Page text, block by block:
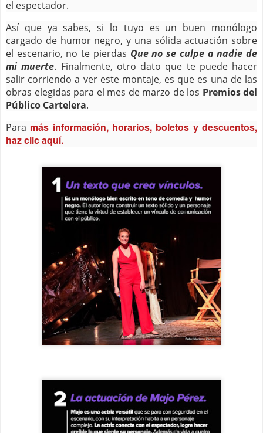
el espectador.
Así que ya sabes, si lo tuyo es un buen monólogo
cargado de humor negro, y una sólida actuación sobre
el escenario, no te pierdas Que no se culpe a nadie de
mi muerte. Finalmente, otro dato que te puede hacer
salir corriendo a ver este montaje, es que es una de las
obras elegidas para el mes de marzo de los Premios del
Público Cartelera.
Para más información, horarios, boletos y descuentos,
haz clic aquí.